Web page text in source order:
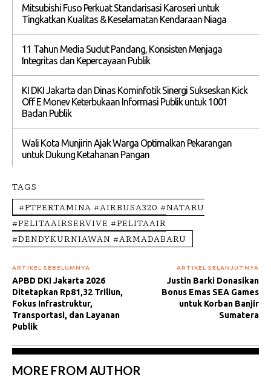
Mitsubishi Fuso Perkuat Standarisasi Karoseri untuk
Tingkatkan Kualitas & Keselamatan Kendaraan Niaga
11 Tahun Media Sudut Pandang, Konsisten Menjaga
Integritas dan Kepercayaan Publik
KI DKI Jakarta dan Dinas Kominfotik Sinergi Sukseskan Kick
Off E Monev Keterbukaan Informasi Publik untuk 1001
Badan Publik
Wali Kota Munjirin Ajak Warga Optimalkan Pekarangan
untuk Dukung Ketahanan Pangan
TAGS
#PTPERTAMINA #AIRBUSA320 #NATARU
#PELITAAIRSERVIVE #PELITAAIR
#DENDYKURNIAWAN #ARMADABARU
ARTIKEL SEBELUMNYA
APBD DKI Jakarta 2026
Ditetapkan Rp81,32 Triliun,
Fokus Infrastruktur,
Transportasi, dan Layanan
Publik
ARTIKEL SELANJUTNYA
Justin Barki Donasikan
Bonus Emas SEA Games
untuk Korban Banjir
Sumatera
MORE FROM AUTHOR